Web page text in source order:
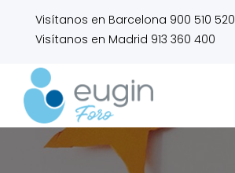
Visítanos en Barcelona 900 510 520
Visítanos en Madrid 913 360 400